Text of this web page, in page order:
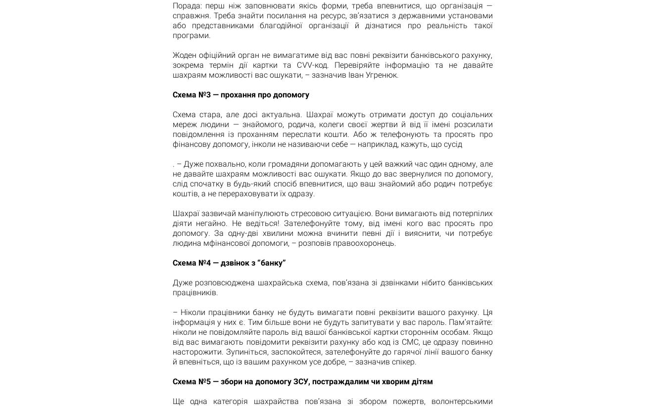
Порада: перш ніж заповнювати якісь форми, треба впевнитися, що організація —
справжня. Треба знайти посилання на ресурс, зв’язатися з державними установами
або представниками благодійної організації й дізнатися про реальність такої
програми.
Жоден офіційний орган не вимагатиме від вас повні реквізити банківського рахунку,
зокрема термін дії картки та CVV-код. Перевіряйте інформацію та не давайте
шахраям можливості вас ошукати, – зазначив Іван Угренюк.
Схема №3 — прохання про допомогу
Схема стара, але досі актуальна. Шахраї можуть отримати доступ до соціальних
мереж людини — знайомого, родича, колеги своєї жертви й від її імені розсилати
повідомлення із проханням переслати кошти. Або ж телефонують та просять про
фінансову допомогу, інколи не називаючи себе — наприклад, кажуть, що сусід
. – Дуже похвально, коли громадяни допомагають у цей важкий час один одному, але
не давайте шахраям можливості вас ошукати. Якщо до вас звернулися по допомогу,
слід спочатку в будь-який спосіб впевнитися, що ваш знайомий або родич потребує
коштів, а не перераховувати їх одразу.
Шахраї зазвичай маніпулюють стресовою ситуацією. Вони вимагають від потерпілих
діяти негайно. Не ведіться! Зателефонуйте тому, від імені кого вас просять про
допомогу. За одну-дві хвилини можна вчинити певні дії і вияснити, чи потребує
людина мфінансової допомоги, – розповів правоохоронець.
Схема №4 — дзвінок з “банку”
Дуже розповсюджена шахрайська схема, пов’язана зі дзвінками нібито банківських
працівників.
– Ніколи працівники банку не будуть вимагати повні реквізити вашого рахунку. Ця
інформація у них є. Тим більше вони не будуть запитувати у вас пароль. Пам’ятайте:
ніколи не повідомляйте пароль від вашої банківської картки стороннім особам. Якщо
від вас вимагають повідомити реквізити рахунку або код із СМС, це одразу повинно
насторожити. Зупиніться, заспокойтеся, зателефонуйте до гарячої лінії вашого банку
й впевніться, що із вашим рахунком усе добре, – зазначив спікер.
Схема №5 — збори на допомогу ЗСУ, постраждалим чи хворим дітям
Ще одна категорія шахрайства пов’язана зі збором пожертв, волонтерськими